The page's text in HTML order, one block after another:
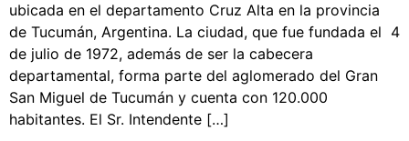
ubicada en el departamento Cruz Alta en la provincia
de Tucumán, Argentina. La ciudad, que fue fundada el 4
de julio de 1972, además de ser la cabecera
departamental, forma parte del aglomerado del Gran
San Miguel de Tucumán y cuenta con 120.000
habitantes. El Sr. Intendente […]